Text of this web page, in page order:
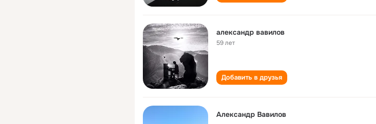
александр вавилов
59 лет
Добавить в друзья
Александр Вавилов